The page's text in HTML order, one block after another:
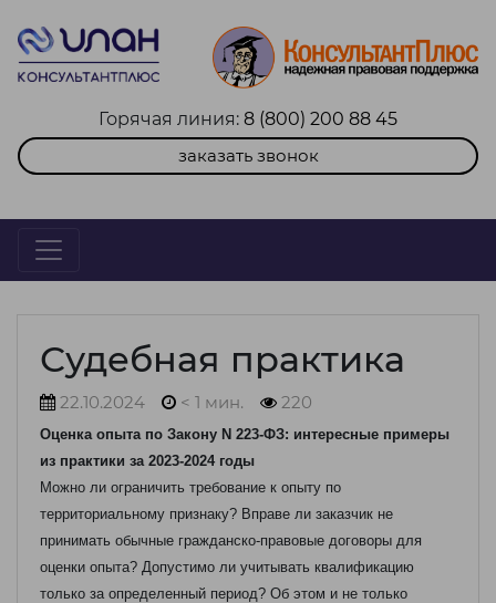
Горячая линия: 8 (800) 200 88 45
заказать звонок
Судебная практика
22.10.2024 < 1 мин. 220
Оценка опыта по Закону N 223-ФЗ: интересные примеры
из практики за 2023-2024 годы
Можно ли ограничить требование к опыту по
территориальному признаку? Вправе ли заказчик не
принимать обычные гражданско-правовые договоры для
оценки опыта? Допустимо ли учитывать квалификацию
только за определенный период? Об этом и не только